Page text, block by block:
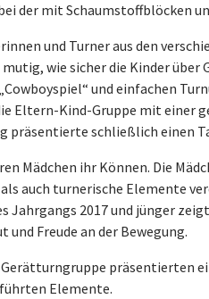
der mit Schaumstoffblöcken
und Turner aus den
wie sicher die Kinder
und einfachen
Eltern-Kind-Gruppe mit einer
präsentierte schließlich einen
Mädchen ihr Können. Die
auch turnerische Elemente
Jahrgangs 2017 und jünger
Freude an der Bewegung.
Gerätturngruppe präsentierten
Elemente.